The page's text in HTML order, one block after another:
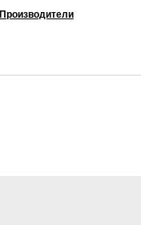
Производители